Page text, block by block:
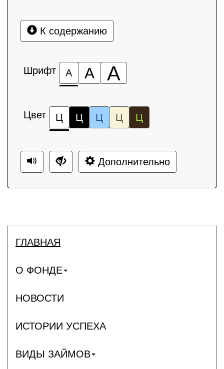
К содержанию
Шрифт А А А
Цвет Ц Ц Ц Ц Ц
Дополнительно
ГЛАВНАЯ
О ФОНДЕ
НОВОСТИ
ИСТОРИИ УСПЕХА
ВИДЫ ЗАЙМОВ